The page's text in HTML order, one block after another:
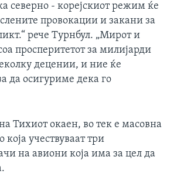
северно - корејскиот режим ќе
провокации и закани за
рече Турнбул. „Мирот и
просперитетот за милијарди
децении, и ние ќе
да осигуриме дека го
Тихиот окаен, во тек е масовна
учествуваат три
на авиони која има за цел да